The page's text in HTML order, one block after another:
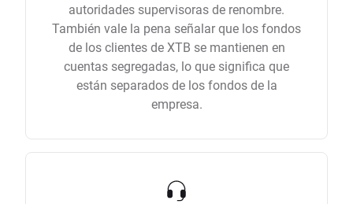
autoridades supervisoras de renombre.
También vale la pena señalar que los fondos
de los clientes de XTB se mantienen en
cuentas segregadas, lo que significa que
están separados de los fondos de la
empresa.